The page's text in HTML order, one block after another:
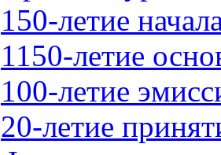
150-летие
1150-летие
100-летие
20-летие